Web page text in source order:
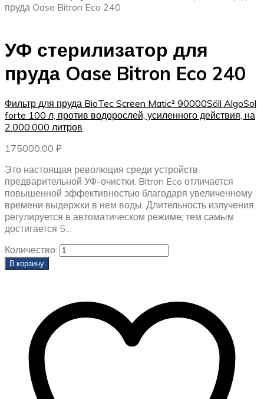
пруда Oase Bitron Eco 240
УФ стерилизатор для
пруда Oase Bitron Eco 240
Фильтр для пруда BioTec Screen Matic² 90000Söll AlgoSol
forte 100 л, против водорослей, усиленного действия, на
2.000.000 литров
175000,00 ₽
Это настоящая революция среди устройств
предварительной УФ-очистки. Bitron Eco отличается
повышенной эффективностью благодаря увеличенному
времени выдержки в нем воды. Длительность излучения
регулируется в автоматическом режиме; тем самым
достигается 5…
Количество:
В корзину